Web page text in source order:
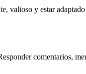
valioso y estar
comentarios,